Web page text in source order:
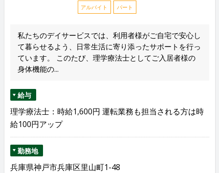
アルバイト パート
私たちのデイサービスでは、利用者様がご自宅で安心し
て暮らせるよう、日常生活に寄り添ったサポートを行っ
ています。 このたび、理学療法士としてご入居者様の
身体機能の...
給与
理学療法士：時給1,600円 運転業務も担当される方は時
給100円アップ
勤務地
兵庫県神戸市兵庫区里山町1-48